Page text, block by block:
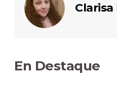
Clarisa
En Destaque